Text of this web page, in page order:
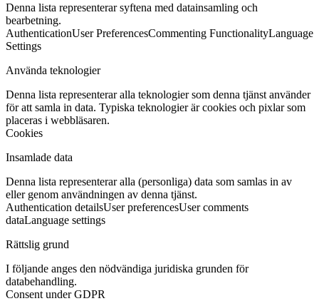
Denna lista representerar syftena med datainsamling och
bearbetning.
AuthenticationUser PreferencesCommenting FunctionalityLanguage
Settings
Använda teknologier
Denna lista representerar alla teknologier som denna tjänst använder
för att samla in data. Typiska teknologier är cookies och pixlar som
placeras i webbläsaren.
Cookies
Insamlade data
Denna lista representerar alla (personliga) data som samlas in av
eller genom användningen av denna tjänst.
Authentication detailsUser preferencesUser comments
dataLanguage settings
Rättslig grund
I följande anges den nödvändiga juridiska grunden för
databehandling.
Consent under GDPR